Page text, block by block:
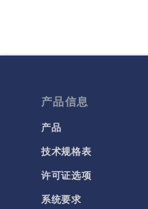
产品信息
产品
技术规格表
许可证选项
系统要求